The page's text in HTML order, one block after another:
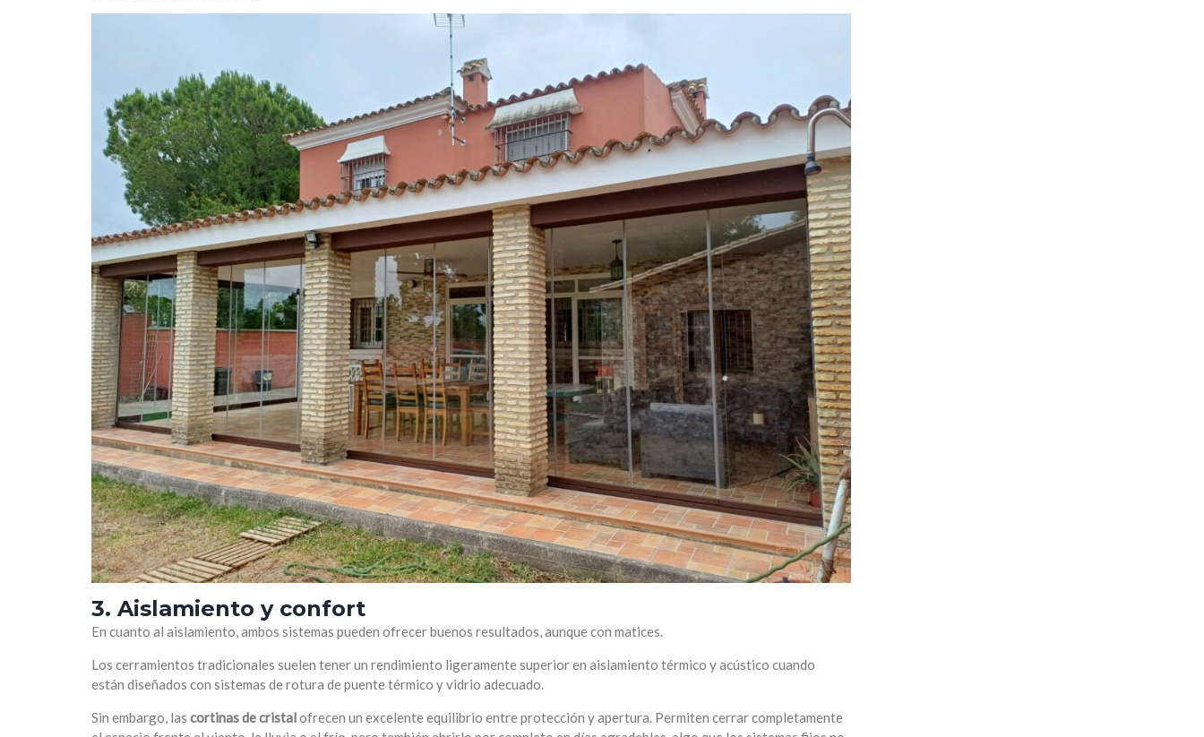
3. Aislamiento y confort
En cuanto al aislamiento, ambos sistemas pueden ofrecer buenos resultados, aunque con matices.
Los cerramientos tradicionales suelen tener un rendimiento ligeramente superior en aislamiento térmico y acústico cuando
están diseñados con sistemas de rotura de puente térmico y vidrio adecuado.
Sin embargo, las cortinas de cristalofrecen un excelente equilibrio entre protección y apertura. Permiten cerrar completamente